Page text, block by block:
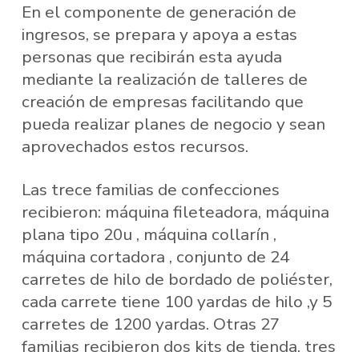
En el componente de generación de
ingresos, se prepara y apoya a estas
personas que recibirán esta ayuda
mediante la realización de talleres de
creación de empresas facilitando que
pueda realizar planes de negocio y sean
aprovechados estos recursos.
Las trece familias de confecciones
recibieron: máquina fileteadora, máquina
plana tipo 20u , máquina collarín ,
máquina cortadora , conjunto de 24
carretes de hilo de bordado de poliéster,
cada carrete tiene 100 yardas de hilo ,y 5
carretes de 1200 yardas. Otras 27
familias recibieron dos kits de tienda, tres